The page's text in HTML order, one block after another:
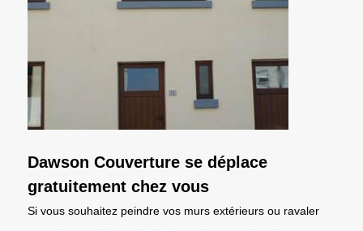
Dawson Couverture se déplace
gratuitement chez vous
Si vous souhaitez peindre vos murs extérieurs ou ravaler